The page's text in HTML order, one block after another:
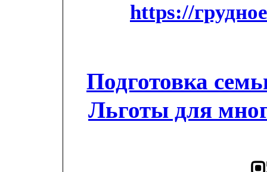
https://
Подготовка
Льготы для